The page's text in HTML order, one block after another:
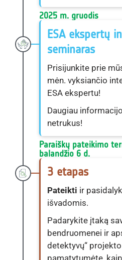
2025 m. gruodis
ESA ekspertų
seminaras
Prisijunkite prie
mėn. vyksiančio
ESA ekspertu!
Daugiau
netrukus!
Paraiškų pateikimo
balandžio 6 d.
3 etapas
Pateikti ir
išvadomis.
Padarykite įtaką
bendruomenei ir
detektyvų“